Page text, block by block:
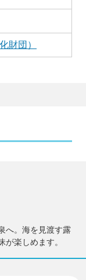
財団）
へ。海を見渡す露
楽しめます。